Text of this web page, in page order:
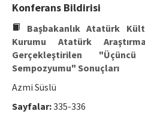
Konferans Bildirisi
Başbakanlık Atatürk
Kurumu Atatürk
Gerçekleştirilen
Sempozyumu" Sonuçları
Azmi Süslü
Sayfalar:335-336